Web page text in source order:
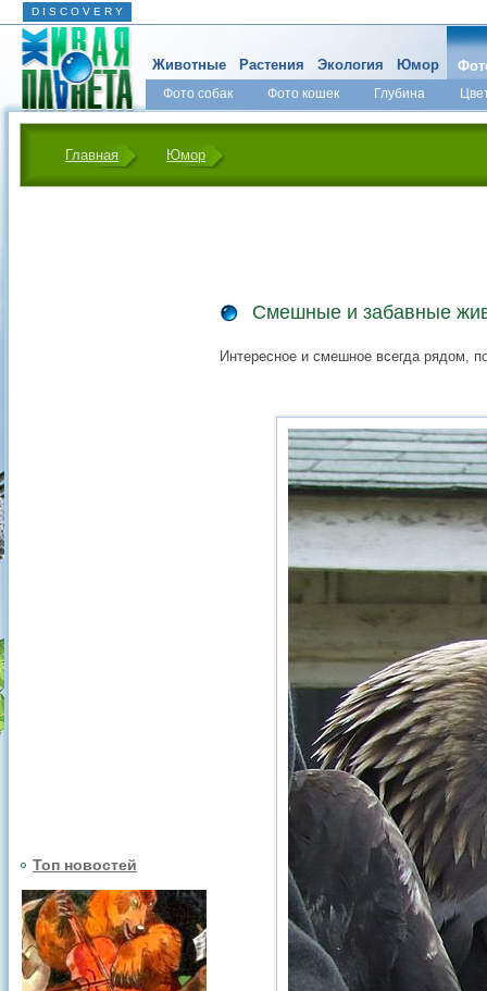
D I S C O V E R Y
Животные Растения Экология Юмор
Фото собак Фото кошек Глубина
Главная Юмор
Топ новостей
Смешные и забавные
Интересное и смешное всегда рядом,